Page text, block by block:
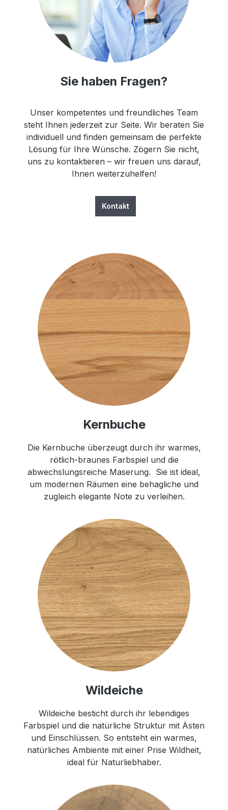
Sie haben Fragen?
Unser kompetentes und freundliches Team
steht Ihnen jederzeit zur Seite. Wir beraten Sie
individuell und finden gemeinsam die perfekte
Lösung für Ihre Wünsche. Zögern Sie nicht,
uns zu kontaktieren – wir freuen uns darauf,
Ihnen weiterzuhelfen!
Kontakt
Kernbuche
Die Kernbuche überzeugt durch ihr warmes,
rötlich-braunes Farbspiel und die
abwechslungsreiche Maserung. Sie ist ideal,
um modernen Räumen eine behagliche und
zugleich elegante Note zu verleihen.
Wildeiche
Wildeiche besticht durch ihr lebendiges
Farbspiel und die natürliche Struktur mit Ästen
und Einschlüssen. So entsteht ein warmes,
natürliches Ambiente mit einer Prise Wildheit,
ideal für Naturliebhaber.